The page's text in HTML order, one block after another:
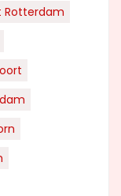
Rotterdam